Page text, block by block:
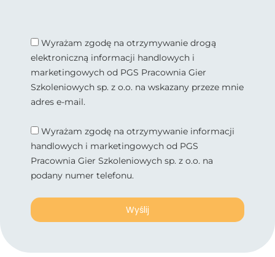
Wyrażam zgodę na otrzymywanie drogą
elektroniczną informacji handlowych i
marketingowych od PGS Pracownia Gier
Szkoleniowych sp. z o.o. na wskazany przeze mnie
adres e-mail.
Wyrażam zgodę na otrzymywanie informacji
handlowych i marketingowych od PGS
Pracownia Gier Szkoleniowych sp. z o.o. na
podany numer telefonu.
Wyślij